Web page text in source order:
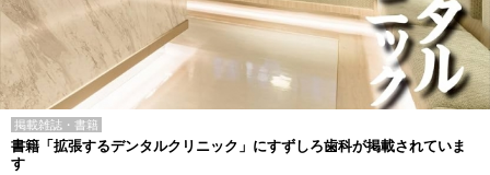
掲載雑誌・書籍
書籍「拡張するデンタルクリニック」にすずしろ歯科が掲載されていま
す